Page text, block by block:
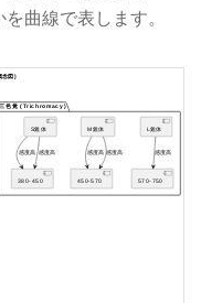
曲線で表します。